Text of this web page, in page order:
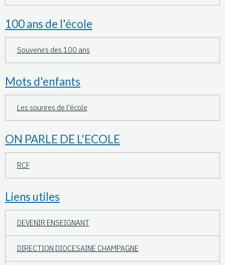
100 ans de l'école
Souvenirs des 100 ans
Mots d'enfants
Les sourires de l'école
ON PARLE DE L'ECOLE
RCF
Liens utiles
DEVENIR ENSEIGNANT
DIRECTION DIOCESAINE CHAMPAGNE